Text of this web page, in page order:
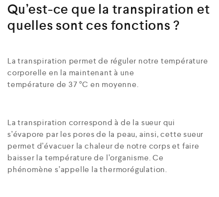
Qu’est-ce que la transpiration et
quelles sont ces fonctions ?
La transpiration permet de réguler notre température
corporelle en la maintenant à une
température de 37 °C en moyenne.
La transpiration correspond à de la sueur qui
s’évapore par les pores de la peau, ainsi, cette sueur
permet d’évacuer la chaleur de notre corps et faire
baisser la température de l’organisme. Ce
phénomène s’appelle la thermorégulation.